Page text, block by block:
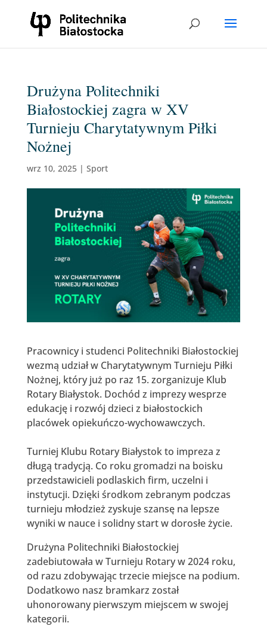
Drużyna Politechniki
Białostockiej zagra w XV
Turnieju Charytatywnym Piłki
Nożnej
wrz 10, 2025| Sport
Pracownicy i studenci Politechniki Białostockiej
wezmą udział w Charytatywnym Turnieju Piłki
Nożnej, który już po raz 15. zorganizuje Klub
Rotary Białystok. Dochód z imprezy wesprze
edukację i rozwój dzieci z białostockich
placówek opiekuńczo-wychowawczych.
Turniej Klubu Rotary Białystok to impreza z
długą tradycją. Co roku gromadzi na boisku
przedstawicieli podlaskich firm, uczelni i
instytucji. Dzięki środkom zebranym podczas
turnieju młodzież zyskuje szansę na lepsze
wyniki w nauce i solidny start w dorosłe życie.
Drużyna Politechniki Białostockiej
zadebiutowała w Turnieju Rotary w 2024 roku,
od razu zdobywając trzecie miejsce na podium.
Dodatkowo nasz bramkarz został
uhonorowany pierwszym miejscem w swojej
kategorii.